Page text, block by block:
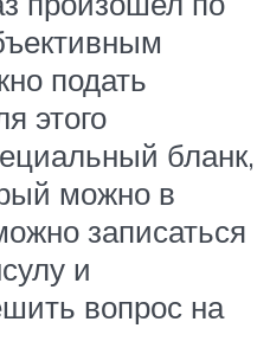
подать
этого
бланк,
можно в
записаться
и
вопрос на